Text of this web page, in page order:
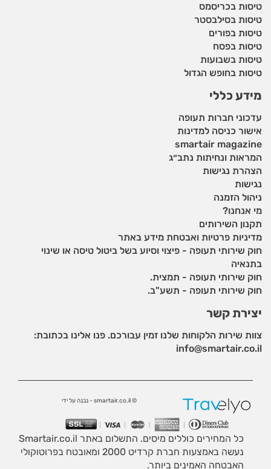
טיסות בכריסמס
טיסות בסילבסטר
טיסות בפורים
טיסות בפסח
טיסות בשבועות
טיסות בחופש הגדול
מידע כללי
עדכוני חברות תעופה
אישור כניסה למדינות
smartair magazine
המראות ונחיתות נתב״ג
הצהרת נגישות
נגישות
ניהול הזמנה
מי אנחנו?
תקנון השירותים
מדיניות פרטיות ואבטחת מידע באתר
חוק שירותי תעופה - פיצוי וסיוע בשל ביטול טיסה או שינוי
בתנאיה
חוק שירותי תעופה - תמצית.
חוק שירותי תעופה - תשע"ב.
יצירת קשר
צוות שירות הלקוחות שלנו זמין עבורכם. פנו אלינו בכתובת:
info@smartair.co.il
© smartair.co.il - נבנה על ידי
כל המחירים כוללים מיסים. התשלום באתר Smartair.co.il
נעשה באמצעות חברת קרדיט 2000 ומאובטח בפרוטוקולי
האבטחה האמינים ביותר.